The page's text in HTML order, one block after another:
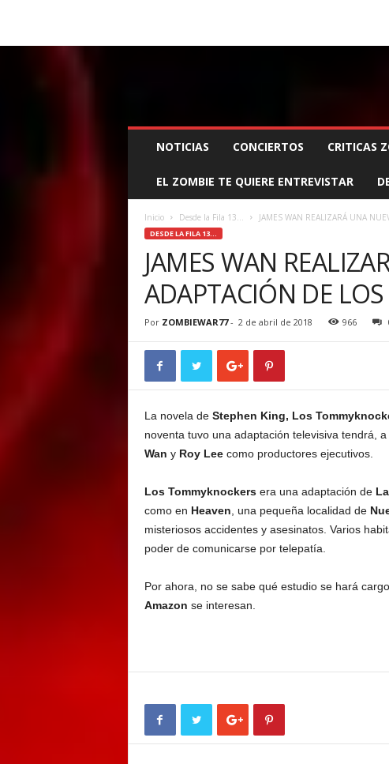
I
NOTICIAS CONCIERTOS CRITICAS
EL ZOMBIE TE QUIERE ENTREVISTAR
Inicio Desde la Fila 13... JAMES WAN REALIZARÁ UNA
DESDE LA FILA 13...
JAMES WAN
ADAPTACIÓN DE
Por ZOMBIEWAR77- 2 de abril de 2018 966
La novela deStephen King, Los
noventa tuvo una adaptación televisiva tendrá,
Wan y Roy Leecomo productores ejecutivos.
Los Tommyknockersera una adaptación de
como en Heaven , una pequeña localidad de
misteriosos accidentes y asesinatos. Varios
poder de comunicarse por telepatía.
Por ahora, no se sabe qué estudio se hará
Amazon se interesan.